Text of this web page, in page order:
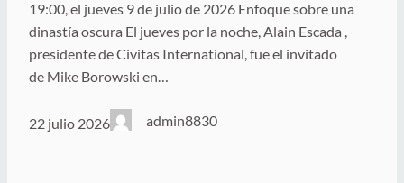
19:00, el jueves 9 de julio de 2026 Enfoque sobre una
dinastía oscura El jueves por la noche, Alain Escada ,
presidente de Civitas International, fue el invitado
de Mike Borowski en…
22 julio 2026 admin8830